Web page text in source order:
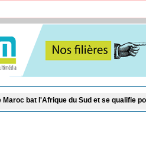
du Sud et se qualifie pour les demi-